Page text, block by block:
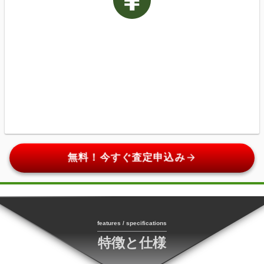
無料！今すぐ査定申込みarrow_forward
features / specifications
特徴と仕様